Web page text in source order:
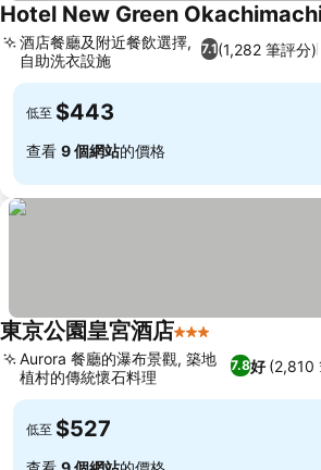
Hotel New Green
7.1(1,282 筆評分)
酒店餐廳及附近餐飲選擇,
自助洗衣設施
低至 $443
查看 9 個網站的價格
東京公園皇宮酒店3 星級
7.8好 (2,810
Aurora 餐廳的瀑布景觀, 築地
植村的傳統懷石料理
低至 $527